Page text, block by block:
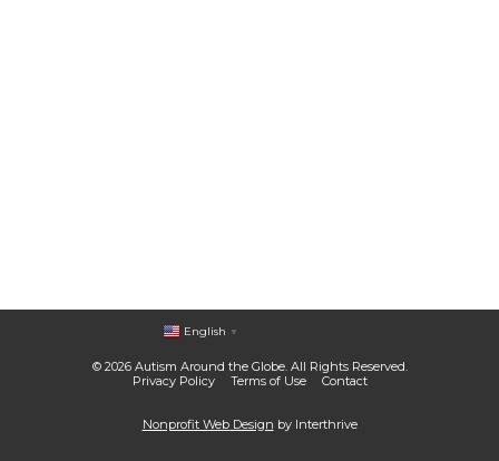
© 2026 Autism Around the Globe. All Rights Reserved.
Privacy Policy
Terms of Use Contact
English ▼
Nonprofit Web Design by Interthrive